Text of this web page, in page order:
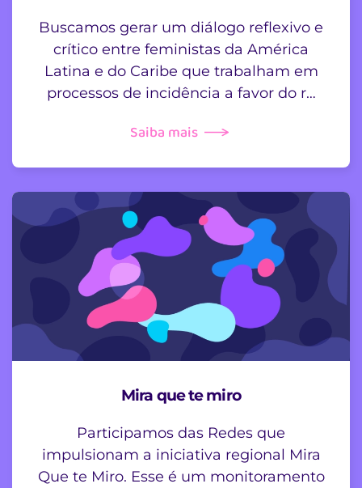
Buscamos gerar um diálogo reflexivo e
crítico entre feministas da América
Latina e do Caribe que trabalham em
processos de incidência a favor do r…
Saiba mais
Mira que te miro
Participamos das Redes que
impulsionam a iniciativa regional Mira
Que te Miro. Esse é um monitoramento